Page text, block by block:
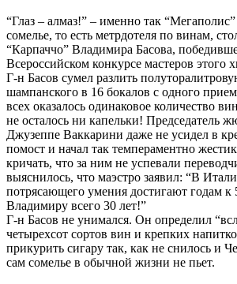
“Глаз – алмаз!” – именно так “Мегаполис”
сомелье, то есть метрдотеля по винам,
“Карпаччо” Владимира Басова,
Всероссийском конкурсе мастеров этого
Г-н Басов сумел разлить
шампанского в 16 бокалов с одного
всех оказалось одинаковое количество
не осталось ни капельки! Председатель
Джузеппе Ваккарини даже не усидел в
помост и начал так темпераментно
кричать, что за ним не успевали
выяснилось, что маэстро заявил: “В
потрясающего умения достигают годам к
Владимиру всего 30 лет!”
Г-н Басов не унимался. Он определил
четырехсот сортов вин и крепких
прикурить сигару так, как не снилось и
сам сомелье в обычной жизни не пьет.